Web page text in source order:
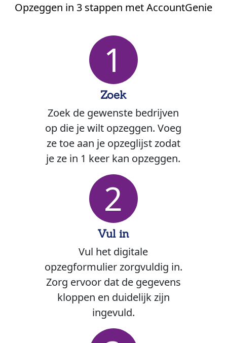
Opzeggen in 3 stappen met AccountGenie
1
Zoek
Zoek de gewenste bedrijven
op die je wilt opzeggen. Voeg
ze toe aan je opzeglijst zodat
je ze in 1 keer kan opzeggen.
2
Vul in
Vul het digitale
opzegformulier zorgvuldig in.
Zorg ervoor dat de gegevens
kloppen en duidelijk zijn
ingevuld.